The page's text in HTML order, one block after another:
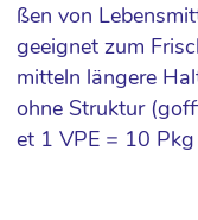
ßen von
geeignet zum
mitteln längere
ohne Struktur
et 1 VPE = 10 Pkg